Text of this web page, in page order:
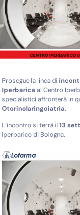
Prosegue la linea di
Iperbaricaal Centro
specialistici affronterà in
Otorinolaringoiatria.
L’incontro si terrà il13
Iperbarico di Bologna.